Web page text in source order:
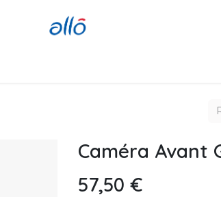
Caméra Avant
57,50 €